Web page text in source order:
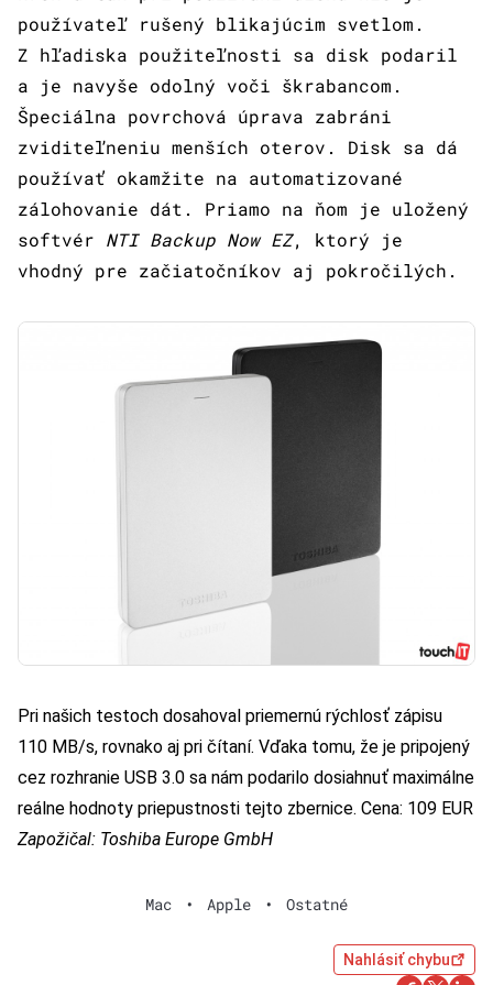
používateľ rušený blikajúcim svetlom.
Z hľadiska použiteľnosti sa disk podaril
a je navyše odolný voči škrabancom.
Špeciálna povrchová úprava zabráni
zviditeľneniu menších oterov. Disk sa dá
používať okamžite na automatizované
zálohovanie dát. Priamo na ňom je uložený
softvér NTI Backup Now EZ, ktorý je
vhodný pre začiatočníkov aj pokročilých.
Pri našich testoch dosahoval priemernú rýchlosť zápisu
110 MB/s, rovnako aj pri čítaní. Vďaka tomu, že je pripojený
cez rozhranie USB 3.0 sa nám podarilo dosiahnuť maximálne
reálne hodnoty priepustnosti tejto zbernice. Cena: 109 EUR
Zapožičal: Toshiba Europe GmbH
Mac • Apple • Ostatné
Nahlásiť chybu